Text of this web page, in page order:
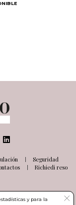
Seguridad
Richiedi reso
y para la